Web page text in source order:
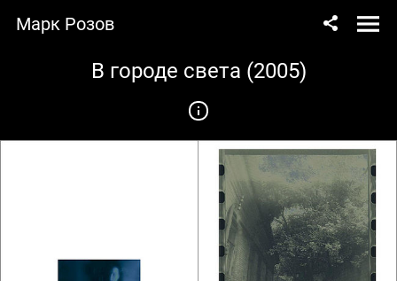
Марк Розов
В городе света (2005)